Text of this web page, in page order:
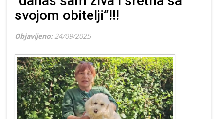
svojom obitelji”!!!
Objavljeno: 24/09/2025